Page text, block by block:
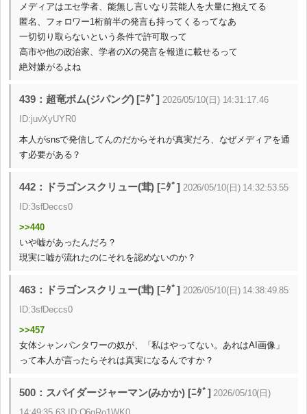
メディアはエセ学者、能無し言いなり芸能人を大量に抱えてる
匿名、フォロワー1桁前半の発言も持ってくるってなあ
一切切り取らないという条件で許可取って
高市や他の政治家、学者のXの発言を報道に載せるって
絶対嫌がるよね
439：超竜ボム(ジパング) [ﾆﾀﾞ] 2026/05/10(日) 14:31:17.46
ID:juvXyUYR0
本人がsnsで発信してんのだからそれが真実だろ、なぜメディアを通
す必要がある？
442：ドラゴンスクリュー(茸) [ﾆﾀﾞ] 2026/05/10(日) 14:32:53.55
ID:3sfDeccs0
>>440
いや嘘があったんだろ？
現実に嘘が流れたのにそれを認めないのか？
463：ドラゴンスクリュー(茸) [ﾆﾀﾞ] 2026/05/10(日) 14:38:49.85
ID:3sfDeccs0
>>457
女体シャンパンタワーの奴が、「私はやってない。あれはAI画像」
って本人が言ったらそれは真実になるんですか？
500：スパイダージャーマン(みかか) [ﾆﾀﾞ] 2026/05/10(日)